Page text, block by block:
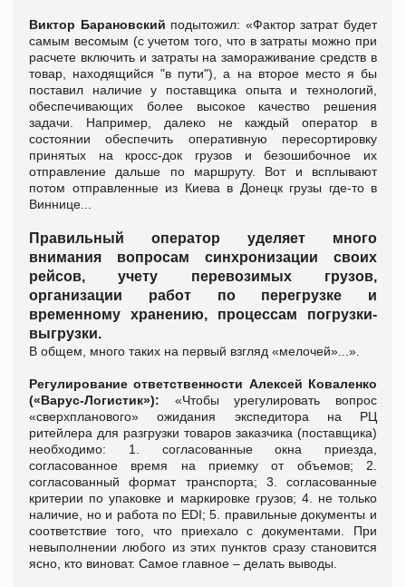
Виктор Барановский подытожил: «Фактор затрат будет
самым весомым (с учетом того, что в затраты можно при
расчете включить и затраты на замораживание средств в
товар, находящийся "в пути"), а на второе место я бы
поставил наличие у поставщика опыта и технологий,
обеспечивающих более высокое качество решения
задачи.
Например, далеко не каждый оператор в
состоянии обеспечить оперативную пересортировку
принятых на кросс-док грузов и безошибочное их
отправление дальше по маршруту. Вот и всплывают
потом отправленные из Киева в Донецк грузы где-то в
Виннице...
Правильный оператор уделяет много
внимания вопросам синхронизации своих
рейсов, учету перевозимых грузов,
организации работ по перегрузке и
временному хранению, процессам погрузки-
выгрузки.
В общем, много таких на первый взгляд «мелочей»...».
Регулирование ответственности Алексей Коваленко
(«Варус-Логистик»): «Чтобы урегулировать вопрос
«сверхпланового» ожидания экспедитора на РЦ
ритейлера для разгрузки товаров заказчика (поставщика)
необходимо:
1. согласованные окна приезда,
согласованное время на приемку от объемов;
2.
согласованный формат транспорта;
3. согласованные
критерии по упаковке и маркировке грузов; 4. не только
наличие, но и работа по EDI; 5. правильные документы и
соответствие того, что приехало с документами.
При
невыполнении любого из этих пунктов сразу становится
ясно, кто виноват. Самое главное – делать выводы.